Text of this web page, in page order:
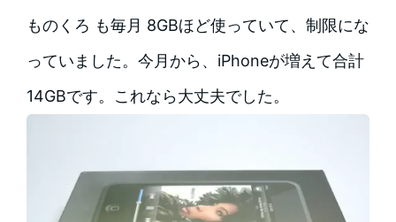
ものくろ も毎月 8GBほど使っていて、制限にな
っていました。今月から、iPhoneが増えて合計
14GBです。これなら大丈夫でした。